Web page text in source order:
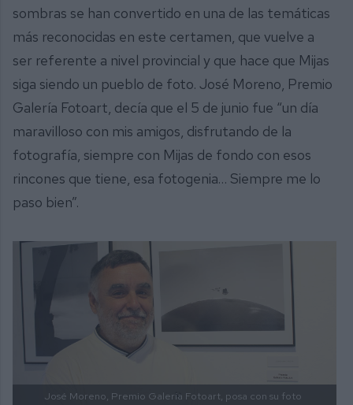
sombras se han convertido en una de las temáticas
más reconocidas en este certamen, que vuelve a
ser referente a nivel provincial y que hace que Mijas
siga siendo un pueblo de foto. José Moreno, Premio
Galería Fotoart, decía que el 5 de junio fue “un día
maravilloso con mis amigos, disfrutando de la
fotografía, siempre con Mijas de fondo con esos
rincones que tiene, esa fotogenia… Siempre me lo
paso bien”.
José Moreno, Premio Galería Fotoart, posa con su foto